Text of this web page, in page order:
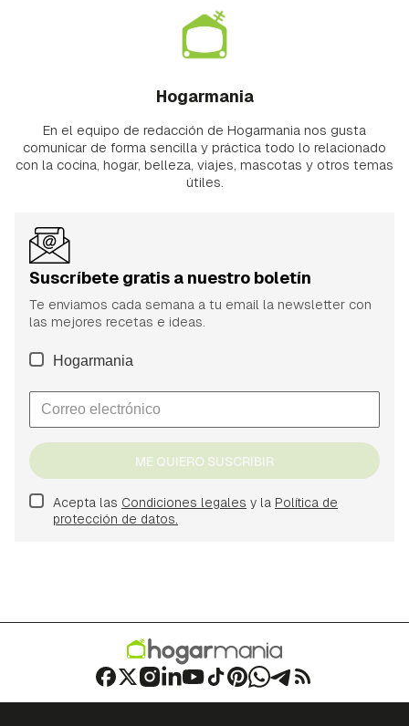
Hogarmania
En el equipo de redacción de Hogarmania nos gusta
comunicar de forma sencilla y práctica todo lo relacionado
con la cocina, hogar, belleza, viajes, mascotas y otros temas
útiles.
Suscríbete gratis a nuestro boletín
Te enviamos cada semana a tu email la newsletter con
las mejores recetas e ideas.
Hogarmania
ME QUIERO SUSCRIBIR
Acepta las Condiciones legales y la Política de
protección de datos.